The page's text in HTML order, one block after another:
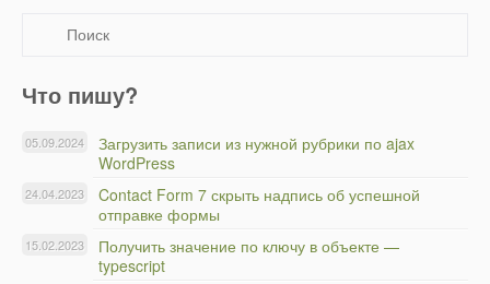
Что пишу?
Загрузить записи из нужной рубрики по ajax
WordPress
05.09.2024
Contact Form 7 скрыть надпись об успешной
отправке формы
24.04.2023
Получить значение по ключу в объекте —
typescript
15.02.2023